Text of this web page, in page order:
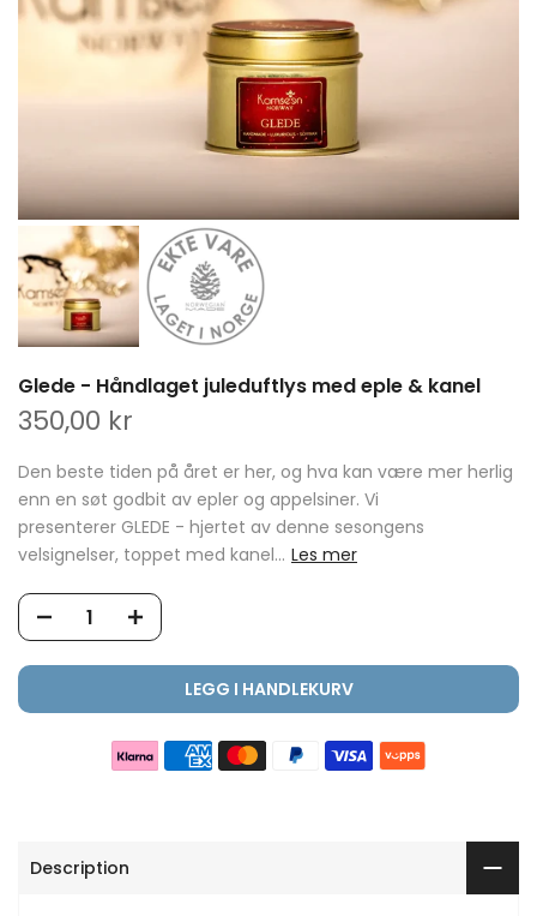
Glede - Håndlaget juleduftlys med eple & kanel
350,00 kr
Den beste tiden på året er her, og hva kan være mer herlig
enn en søt godbit av epler og appelsiner. Vi
presenterer GLEDE - hjertet av denne sesongens
velsignelser, toppet med kanel... Les mer
LEGG I HANDLEKURV
Description